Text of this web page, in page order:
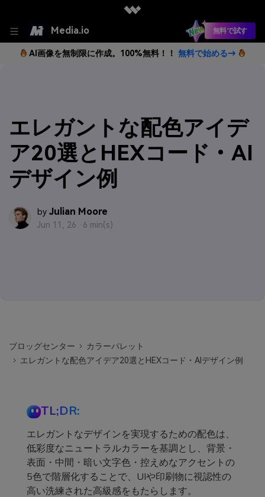
Media.io 無料で試す
AI画像を無制限に作成。100%無料！！ 無料で始める→
エレガントな配色アイデ
ア20選とHEXコード・AI
デザイン例
by Julian Moore
Jun 11, 26 · 6 min(s)
ブロッグセンター
カラーパレット
エレガントな配色アイデア20選とHEXコード・AIデザイン例
TL;DR:
エレガントなデザインを実現するための配色は、
低彩度なニュートラルカラーを基調とし、背景・
表面・中間・暗い文字色・控えめなアクセントの
5色で階層化することで、UIや印刷物に視認性の
高い洗練された高級感をもたらします。